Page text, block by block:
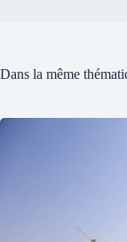
Dans la même